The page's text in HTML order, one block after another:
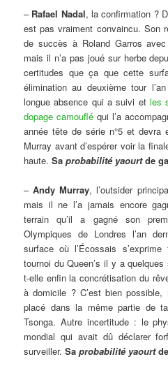
– Rafael Nadal, la confirmation ?
est pas vraiment convaincu. Son
de succès à Roland Garros
mais il n’a pas joué sur herbe
certitudes que ça que cette
élimination au deuxième tour
longue absence qui a suivi et les
dopage camouflé qui l’a
année tête de série n°5 et devra
Murray avant d’espérer voir la
haute.Saprobabilité yaourtde
–Andy Murray, l’outsider
mais il ne l’a jamais encore
terrain qu’il a gagné son
Olympiques de Londres l’an
surface où l’Écossais
tournoi du Queen’s il y a
t-elle enfin la concrétisation du
à domicile ? C’est bien
placé dans la même partie de
Tsonga. Autre incertitude : le
mondial qui avait dû déclarer
surveiller.Saprobabilité yaourt